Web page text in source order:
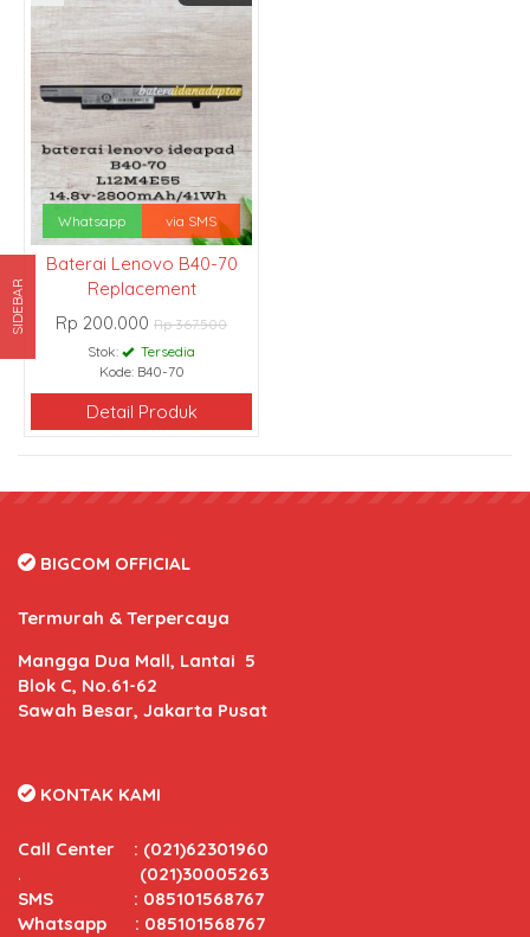
Whatsapp via SMS
Baterai Lenovo B40-70
Replacement
Rp 200.000 Rp 367.500
Stok:
Tersedia
Kode: B40-70
Detail Produk
SIDEBAR
BIGCOM OFFICIAL
Termurah & Terpercaya
Mangga Dua Mall, Lantai 5
Blok C, No.61-62
Sawah Besar, Jakarta Pusat
KONTAK KAMI
Call Center : (021)62301960
. (021)30005263
SMS : 085101568767
Whatsapp : 085101568767